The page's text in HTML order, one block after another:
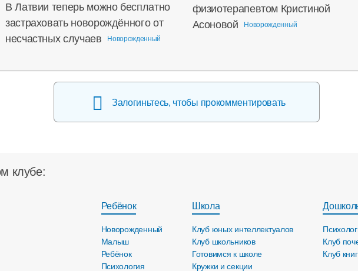
В Латвии теперь можно бесплатно
застраховать новорождённого от
несчастных случаев
Новорожденный
физиотерапевтом Кристиной
Асоновой
Новорожденный
Залогиньтесь, чтобы прокомментировать
клубе:
Ребёнок
Новорожденный
Малыш
Ребёнок
Психология
Школа
Клуб юных интеллектуалов
Клуб школьников
Готовимся к школе
Кружки и секции
Клуб
Клуб